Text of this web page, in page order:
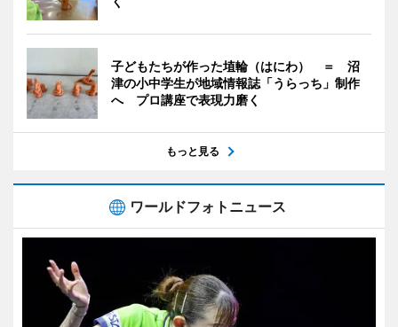
子どもたちが作った埴輪（はにわ） ＝ 沼
津の小中学生が地域情報誌「うらっち」制作
へ プロ講座で表現力磨く
もっと見る
ワールドフォトニュース